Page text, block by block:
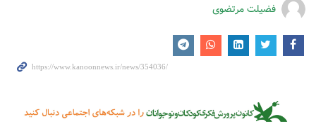
فضیلت مرتضوی